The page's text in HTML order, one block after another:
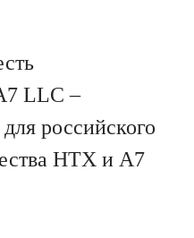
LLC –
российского
HTX и A7